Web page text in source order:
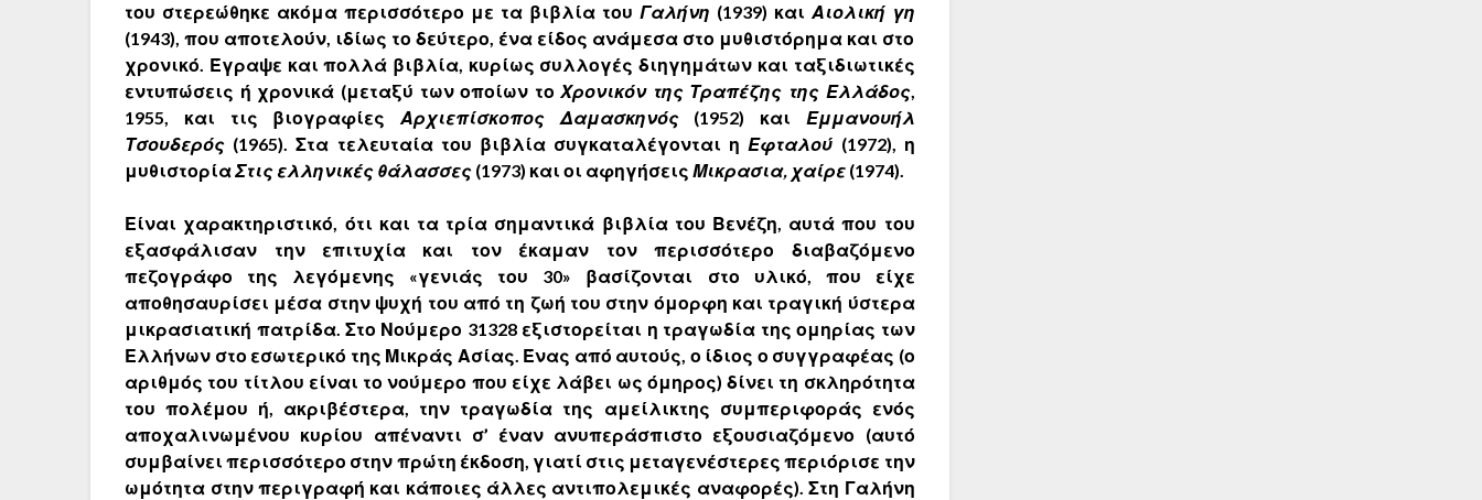
του στερεώθηκε ακόμα περισσότερο με τα βιβλία του Γαλήνη (1939) και Αιολική γη
(1943), που αποτελούν, ιδίως το δεύτερο, ένα είδος ανάμεσα στο μυθιστόρημα και στο
χρονικό. Έγραψε και πολλά βιβλία, κυρίως συλλογές διηγημάτων και ταξιδιωτικές
εντυπώσεις ή χρονικά (μεταξύ των οποίων τοΧρονικόν της Τραπέζης της Ελλάδος,
1955, και τις βιογραφίες Αρχιεπίσκοπος Δαμασκηνός(1952) και Εμμανουήλ
Τσουδερός (1965). Στα τελευταία του βιβλία συγκαταλέγονται η Εφταλού (1972), η
μυθιστορίαΣτις ελληνικές θάλασσες (1973) και οι αφηγήσειςΜικρασια, χαίρε (1974).
Είναι χαρακτηριστικό, ότι και τα τρία σημαντικά βιβλία του Βενέζη, αυτά που του
εξασφάλισαν την επιτυχία και τον έκαμαν τον περισσότερο διαβαζόμενο
πεζογράφο της λεγόμενης «γενιάς του 30» βασίζονται στο υλικό, που είχε
αποθησαυρίσει μέσα στην ψυχή του από τη ζωή του στην όμορφη και τραγική ύστερα
μικρασιατική πατρίδα. Στο Νούμερο 31328 εξιστορείται η τραγωδία της ομηρίας των
Ελλήνων στο εσωτερικό της Μικράς Ασίας. Ένας από αυτούς, ο ίδιος ο συγγραφέας (ο
αριθμός του τίτλου είναι το νούμερο που είχε λάβει ως όμηρος) δίνει τη σκληρότητα
του πολέμου ή, ακριβέστερα, την τραγωδία της αμείλικτης συμπεριφοράς ενός
αποχαλινωμένου κυρίου απέναντι σ’ έναν ανυπεράσπιστο εξουσιαζόμενο (αυτό
συμβαίνει περισσότερο στην πρώτη έκδοση, γιατί στις μεταγενέστερες περιόρισε την
ωμότητα στην περιγραφή και κάποιες άλλες αντιπολεμικές αναφορές). Στη Γαλήνη